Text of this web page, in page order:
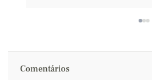
Comentários